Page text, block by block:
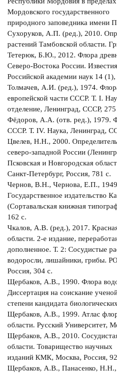
Мордовского государственного
природного заповедника имени
Сухоруков, А.П. (ред.), 2010.
растений Тамбовской области.
Тетерюк, Б.Ю., 2012. Флора
Северо-Востока России.
Российской академии наук 14
Толмачев, A.И. (ред.), 1974.
европейской части СССР. Т. I.
отделение, Ленинград, СССР, 275
Фёдоров, A.A. (отв. ред.), 1979.
СССР. Т. IV. Наука, Ленинград,
Цвелев, Н.Н., 2000.
северо-западной России
Псковская и Новгородская
Санкт-Петербург, Россия, 781 с.
Чернов, В.Н., Чернова, E.П.,
Государственное издательство
(Сортавальская книжная
162 с.
Чкалов, А.В. (ред.), 2017.
области. 2-е издание,
дополненное. Т. 2: Сосудистые
водоросли, лишайники, грибы.
Россия, 304 с.
Щербаков, А.В., 1990. Флора
Диссертация на соискание
степени кандидата
Щербаков, А.В., 1999. Атлас
области. Русский Университет,
Щербаков, А.В., 2010.
области. Товарищество научных
изданий КМК, Москва, Россия,
Щербаков, А.В., Панасенко,